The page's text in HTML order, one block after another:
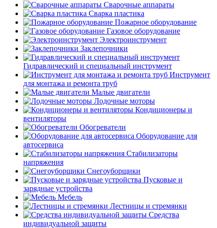
Сварочные аппараты
Сварка пластика
Пожарное оборудование
Газовое оборудование
Электроинструмент
Заклепочники
Гидравлический и специальный инструмент
Инструмент
для монтажа и ремонта труб
Малые двигатели
Лодочные моторы
Кондиционеры и
вентиляторы
Обогреватели
Оборудование для
автосервиса
Стабилизаторы
напряжения
Снегоуборщики
Пусковые и
зарядные устройства
Мебель
Лестницы и стремянки
Средства
индивидуальной защиты